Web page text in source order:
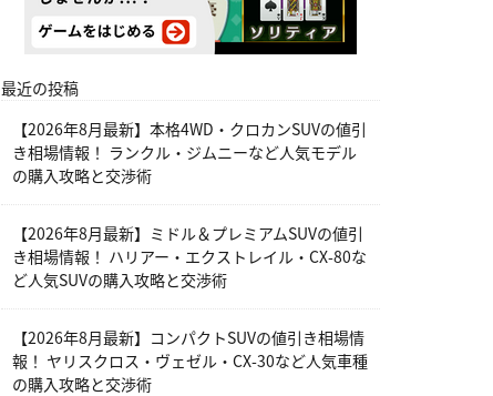
最近の投稿
【2026年8月最新】本格4WD・クロカンSUVの値引
き相場情報！ ランクル・ジムニーなど人気モデル
の購入攻略と交渉術
【2026年8月最新】ミドル＆プレミアムSUVの値引
き相場情報！ ハリアー・エクストレイル・CX-80な
ど人気SUVの購入攻略と交渉術
【2026年8月最新】コンパクトSUVの値引き相場情
報！ ヤリスクロス・ヴェゼル・CX-30など人気車種
の購入攻略と交渉術